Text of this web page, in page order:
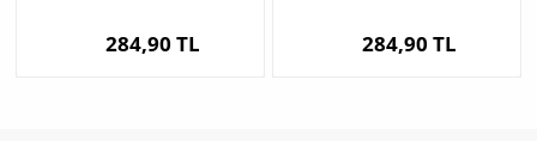
284,90 TL 284,90 TL